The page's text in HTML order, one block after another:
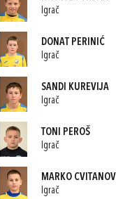
Igrač
DONAT PERINIĆ
Igrač
SANDI KUREVIJA
Igrač
TONI PEROŠ
Igrač
MARKO
Igrač